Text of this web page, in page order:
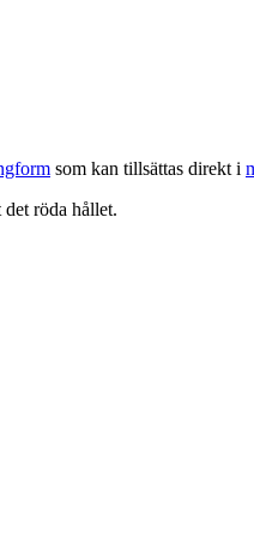
som kan tillsättas direkt i
röda hållet.